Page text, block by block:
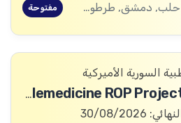
حلب, دمشق, طرطوس, ريف دمشق, ديرالزور, درعا, السويداء, إدلب, القنيطرة, اللاذقية, الرقة, حمص, الحسكة, حماة مفتوحة
السورية الأميركية
Telemedicine ROP Project Officer
30/08/2026